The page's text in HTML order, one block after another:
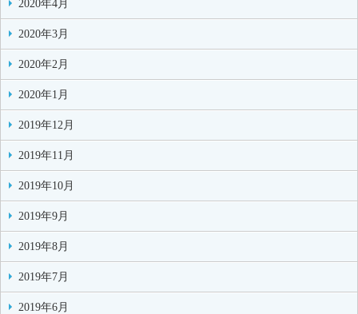
2020年4月
2020年3月
2020年2月
2020年1月
2019年12月
2019年11月
2019年10月
2019年9月
2019年8月
2019年7月
2019年6月